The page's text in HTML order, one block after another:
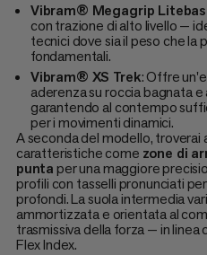
Vibram® Megagrip
con trazione di alto livello —
tecnici dove sia il peso che la
fondamentali.
Vibram® XS Trek: Offre
aderenza su roccia bagnata e
garantendo al contempo
per i movimenti dinamici.
A seconda del modello, troverai
caratteristiche come zone di
puntaper una maggiore
profili con tasselli pronunciati
profondi. La suola intermedia
ammortizzata e orientata al
trasmissiva della forza — in linea
Flex Index.